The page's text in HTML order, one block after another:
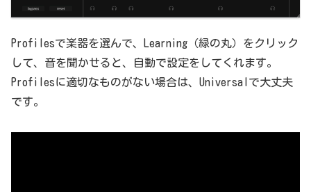
Profilesで楽器を選んで、Learning（緑の丸）をクリック
して、音を聞かせると、自動で設定をしてくれます。
Profilesに適切なものがない場合は、Universalで大丈夫
です。